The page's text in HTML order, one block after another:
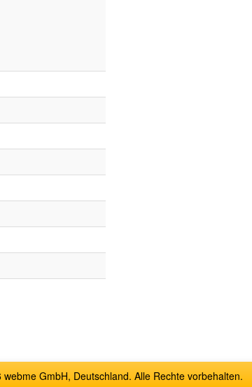
GmbH, Deutschland. Alle Rechte vorbehalten.